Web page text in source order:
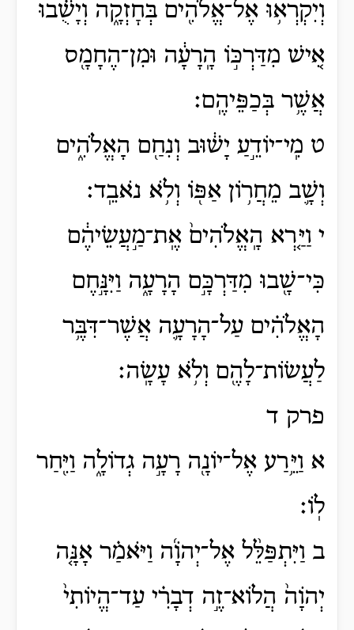
וְיִקְרְא֥וּ אֶל־אֱלֹהִ֖ים בְּחׇזְקָ֑ה וְיָשֻׁ֗בוּ
אִ֚ישׁ מִדַּרְכּ֣וֹ הָֽרָעָ֔ה וּמִן־הֶחָמָ֖ס
אֲשֶׁ֥ר בְּכַפֵּיהֶֽם׃
ט מִֽי־יוֹדֵ֣עַ יָשׁ֔וּב וְנִחַ֖ם הָאֱלֹהִ֑ים
וְשָׁ֛ב מֵחֲר֥וֹן אַפּ֖וֹ וְלֹ֥א נֹאבֵֽד׃
י וַיַּ֤רְא הָֽאֱלֹהִים֙ אֶֽת־מַ֣עֲשֵׂיהֶ֔ם
כִּי־שָׁ֖בוּ מִדַּרְכָּ֣ם הָרָעָ֑ה וַיִּנָּ֣חֶם
הָאֱלֹהִ֗ים עַל־הָרָעָ֛ה אֲשֶׁר־דִּבֶּ֥ר
לַעֲשׂוֹת־לָהֶ֖ם וְלֹ֥א עָשָֽׂה׃
פרק ד
א וַיֵּ֥רַע אֶל־יוֹנָ֖ה רָעָ֣ה גְדוֹלָ֑ה וַיִּ֖חַר
לֽוֹ׃
ב וַיִּתְפַּלֵּ֨ל אֶל־יְהֹוָ֜ה וַיֹּאמַ֗ר אָנָּ֤ה
יְהֹוָה֙ הֲלוֹא־זֶ֣ה דְבָרִ֗י עַד־הֱיוֹתִי֙